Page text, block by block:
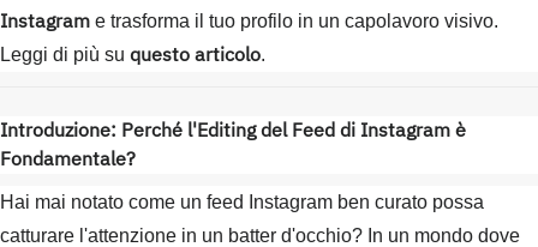
Instagram e trasforma il tuo profilo in un capolavoro visivo.
Leggi di più su questo articolo.
Introduzione: Perché l'Editing del Feed di Instagram è
Fondamentale?
Hai mai notato come un feed Instagram ben curato possa
catturare l'attenzione in un batter d'occhio? In un mondo dove